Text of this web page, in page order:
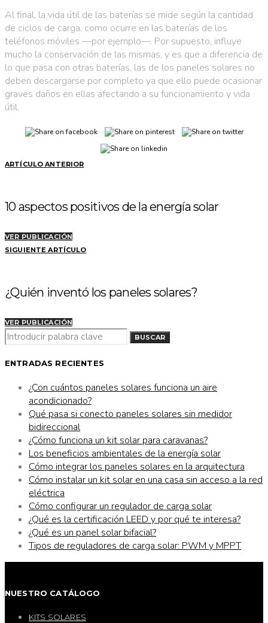
Al final, la vida útil de las baterías se mide según la cantidad
de ciclos de carga, como ocurre en las baterías de los
teléfonos móviles —por ejemplo—. Por supuesto, influye
mucho la conservación de las mismas, y es que a diferencia de
lo que pasa con otras baterías, las de los paneles solares no
deben descargarse por completo ya que ello puede ocasionar
graves daños en ellas afectando a su funcionamiento y vida
útil.
ARTÍCULO ANTERIOR
10 aspectos positivos de la energía solar
VER PUBLICACIÓN
SIGUIENTE ARTÍCULO
¿Quién inventó los paneles solares?
VER PUBLICACIÓN
BUSCAR
POR:
BUSCAR
ENTRADAS RECIENTES
¿Con cuántos paneles solares funciona un aire
acondicionado?
Qué pasa si conecto paneles solares sin medidor
bidireccional
¿Cómo funciona un kit solar para caravanas?
Los beneficios ambientales de la energía solar
Cómo integrar los paneles solares en la arquitectura
Cómo instalar un kit solar en una casa sin acceso a la red
eléctrica
Cómo configurar un regulador de carga solar
¿Qué es la certificación LEED y por qué te interesa?
¿Qué es un panel solar bifacial?
Tipos de reguladores de carga solar: PWM y MPPT
NUESTRO CATÁLOGO
KITS SOLARES